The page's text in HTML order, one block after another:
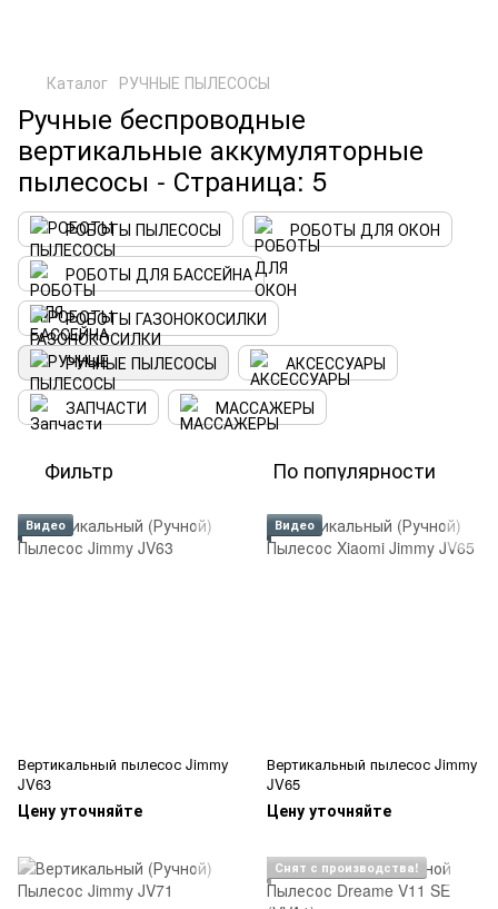
Каталог РУЧНЫЕ ПЫЛЕСОСЫ
Ручные беспроводные
вертикальные аккумуляторные
пылесосы - Страница: 5
РОБОТЫ ПЫЛЕСОСЫ
РОБОТЫ ДЛЯ ОКОН
РОБОТЫ ДЛЯ БАССЕЙНА
РОБОТЫ ГАЗОНОКОСИЛКИ
РУЧНЫЕ ПЫЛЕСОСЫ
АКСЕССУАРЫ
ЗАПЧАСТИ
МАССАЖЕРЫ
Фильтр По популярности
Видео
Вертикальный пылесос Jimmy
JV63
Цену уточняйте
Видео
Вертикальный пылесос Jimmy
JV65
Цену уточняйте
Снят с производства!